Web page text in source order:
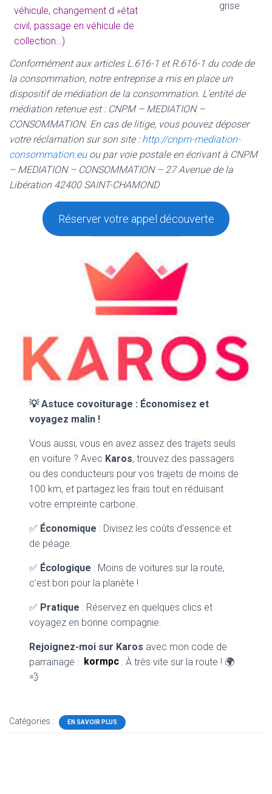
véhicule, changement d »état
civil, passage en véhicule de
collection…)
grise
Conformément aux articles L.616-1 et R.616-1 du code de
la consommation, notre entreprise a mis en place un
dispositif de médiation de la consommation. L’entité de
médiation retenue est : CNPM – MEDIATION –
CONSOMMATION. En cas de litige, vous pouvez déposer
votre réclamation sur son site : http://cnpm-mediation-
consommation.euou par voie postale en écrivant à CNPM
– MEDIATION – CONSOMMATION – 27 Avenue de la
Libération 42400 SAINT-CHAMOND
Réserver votre appel découverte
💡 Astuce covoiturage : Économisez et
voyagez malin !
Vous aussi, vous en avez assez des trajets seuls
en voiture ? Avec Karos, trouvez des passagers
ou des conducteurs pour vos trajets de moins de
100 km, et partagez les frais tout en réduisant
votre empreinte carbone.
✅ Économique : Divisez les coûts d’essence et
de péage.
✅ Écologique : Moins de voitures sur la route,
c’est bon pour la planète !
✅ Pratique : Réservez en quelques clics et
voyagez en bonne compagnie.
Rejoignez-moi sur Karos avec mon code de
parrainage : kormpc . À très vite sur la route ! 🌍
💨
Catégories : EN SAVOIR PLUS